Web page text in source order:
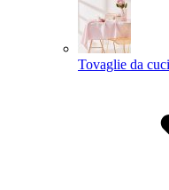
Tovaglie da